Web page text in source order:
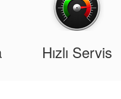
Hızlı Servis